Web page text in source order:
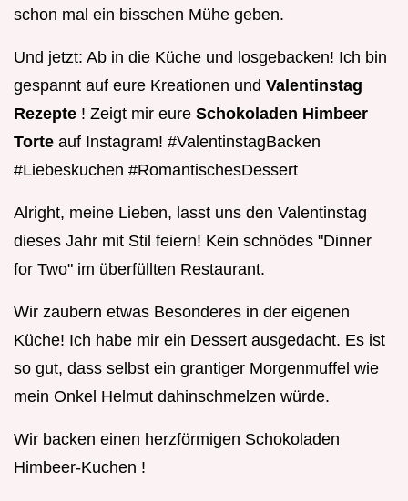
schon mal ein bisschen Mühe geben.
Und jetzt: Ab in die Küche und losgebacken! Ich bin
gespannt auf eure Kreationen und Valentinstag
Rezepte ! Zeigt mir eure Schokoladen Himbeer
Torte auf Instagram! #ValentinstagBacken
#Liebeskuchen #RomantischesDessert
Alright, meine Lieben, lasst uns den Valentinstag
dieses Jahr mit Stil feiern! Kein schnödes "Dinner
for Two" im überfüllten Restaurant.
Wir zaubern etwas Besonderes in der eigenen
Küche! Ich habe mir ein Dessert ausgedacht. Es ist
so gut, dass selbst ein grantiger Morgenmuffel wie
mein Onkel Helmut dahinschmelzen würde.
Wir backen einen herzförmigen Schokoladen
Himbeer-Kuchen !